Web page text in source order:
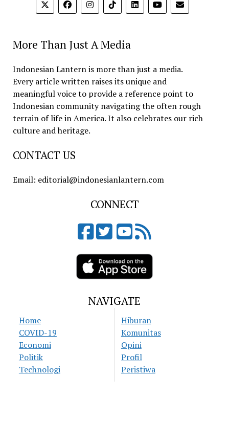
More Than Just A Media
Indonesian Lantern is more than just a media.
Every article written raises its unique and
meaningful voice to provide a reference point to
Indonesian community navigating the often rough
terrain of life in America. It also celebrates our rich
culture and heritage.
CONTACT US
Email: editorial@indonesianlantern.com
CONNECT
NAVIGATE
Home
COVID-19
Economi
Politik
Technologi
Hiburan
Komunitas
Opini
Profil
Peristiwa